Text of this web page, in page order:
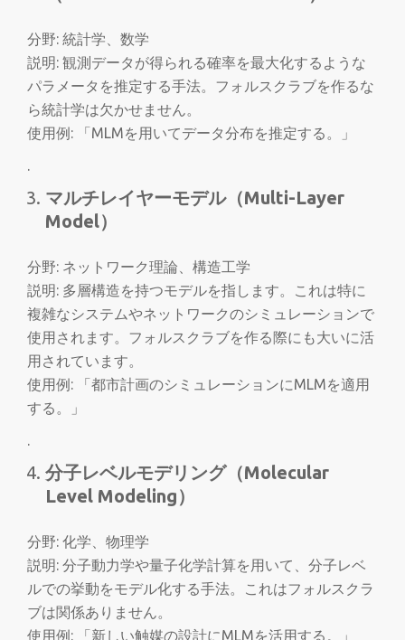
分野: 統計学、数学
説明: 観測データが得られる確率を最大化するような
パラメータを推定する手法。フォルスクラブを作るな
ら統計学は欠かせません。
使用例: 「MLMを用いてデータ分布を推定する。」
.
マルチレイヤーモデル（Multi-Layer
Model）
分野: ネットワーク理論、構造工学
説明: 多層構造を持つモデルを指します。これは特に
複雑なシステムやネットワークのシミュレーションで
使用されます。フォルスクラブを作る際にも大いに活
用されています。
使用例: 「都市計画のシミュレーションにMLMを適用
する。」
.
分子レベルモデリング（Molecular
Level Modeling）
分野: 化学、物理学
説明: 分子動力学や量子化学計算を用いて、分子レベ
ルでの挙動をモデル化する手法。これはフォルスクラ
ブは関係ありません。
使用例: 「新しい触媒の設計にMLMを活用する。」